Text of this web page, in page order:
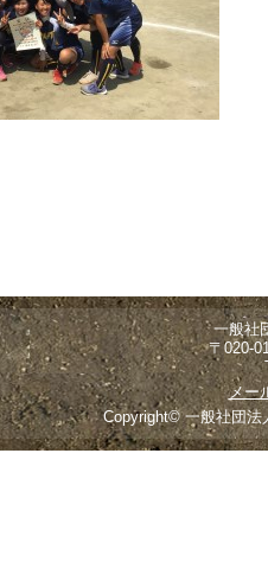
一般社
〒020-
メー
Copyright© 一般社団法